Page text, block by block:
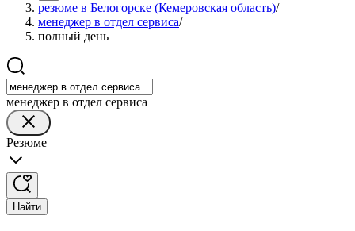
резюме в Белогорске (Кемеровская область)/
менеджер в отдел сервиса/
полный день
менеджер в отдел сервиса
Резюме
Найти